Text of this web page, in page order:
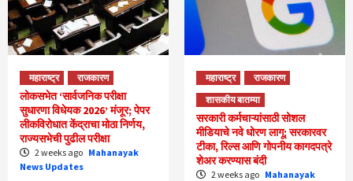
महाराष्ट्र राजकारण
लोकसभेत ‘सार्वजनिक परीक्षा
सुधारणा विधेयक 2026’ मंजूर; पेपर
लीकविरोधात केंद्राचा मोठा निर्णय,
राज्यसभेची पुढील परीक्षा
2 weeks ago Mahanayak
News Updates
महाराष्ट्र
राजकारण
शासकीय बातम्या
सरकारी कर्मचाऱ्यांसाठी सोशल
मीडियाचे नवे धोरण लागू; सरकारवर
टीका, रिल्स आणि गोपनीय कागदपत्रे
शेअर करण्यास बंदी
2 weeks ago Mahanayak